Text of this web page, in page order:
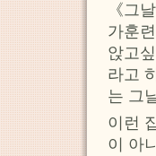
《그
가훈
앉고
라고
는 그
이런
이 아